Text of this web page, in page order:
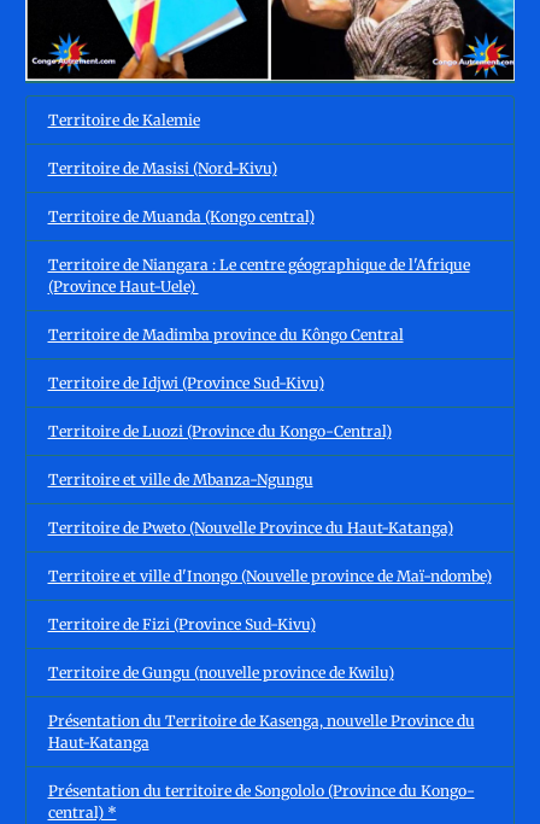
Territoire de Kalemie
Territoire de Masisi (Nord-Kivu)
Territoire de Muanda (Kongo central)
Territoire de Niangara : Le centre géographique de l'Afrique
(Province Haut-Uele)
Territoire de Madimba province du Kôngo Central
Territoire de Idjwi (Province Sud-Kivu)
Territoire de Luozi (Province du Kongo-Central)
Territoire et ville de Mbanza-Ngungu
Territoire de Pweto (Nouvelle Province du Haut-Katanga)
Territoire et ville d'Inongo (Nouvelle province de Maï-ndombe)
Territoire de Fizi (Province Sud-Kivu)
Territoire de Gungu (nouvelle province de Kwilu)
Présentation du Territoire de Kasenga, nouvelle Province du
Haut-Katanga
Présentation du territoire de Songololo (Province du Kongo-
central) *